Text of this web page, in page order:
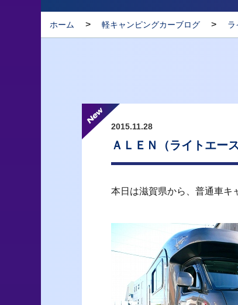
ホーム > 軽キャンピングカーブログ > ラ
2015.11.28
ＡＬＥＮ（ライトエー
本日は滋賀県から、普通車キ